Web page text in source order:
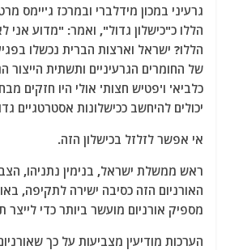
גרעיני במכון מידלברי ובמרכז ג'יימס
הללו כ"כישלון גדול", ואמר: "מדוע
הללו? ישראל וארצות הברית נכשלו
של החומרים הגרעיניים ותשתית הייצור
כלביא' ו'פטיש חצות' אולי היו חזקים
יכולים להיחשב ככישלונות אסטרטגיים
אי אפשר לזלזל בכישלון הזה.
ראש ממשלת ישראל, בנימין נתניהו,
האורניום הזה כסיבה ישירה לתקיפה,
מספיק אורניום מועשר ביותר כדי
הערכות מודיעין מצביעות על כך